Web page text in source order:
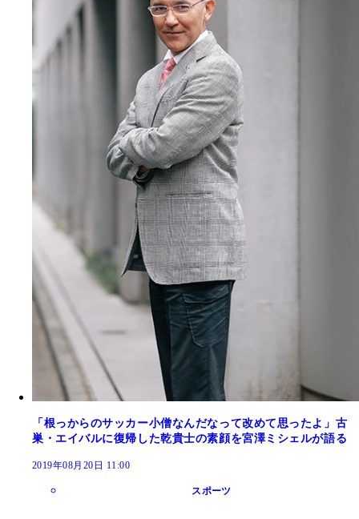
「根っからのサッカー小僧なんだなって改めて思ったよ」古
巣・エイバルに復帰した乾貴士の素顔を宮澤ミシェルが語る
2019年08月20日 11:00
スポーツ